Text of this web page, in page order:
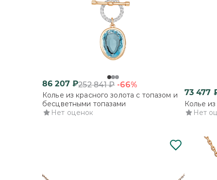
86 207₽252 841₽ -66%
Колье из красного золота с топазом и
бесцветными топазами
Нет оценок
73 477
Колье
Нет